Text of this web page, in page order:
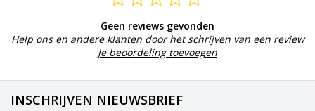
Geen reviews gevonden
Help ons en andere klanten door het schrijven van een review
Je beoordeling toevoegen
INSCHRIJVEN NIEUWSBRIEF